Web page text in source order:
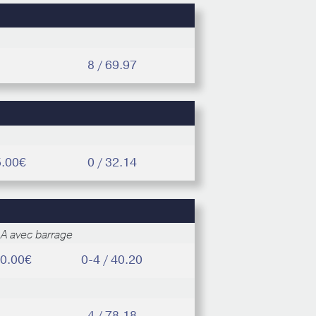
8 / 69.97
0 / 32.14
avec barrage
0-4 / 40.20